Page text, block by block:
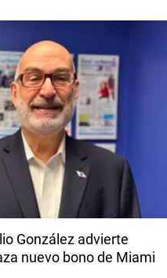
González advierte
nuevo bono de Miami